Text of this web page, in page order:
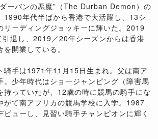
ーバンの悪魔”（The Durban Demon）の
1990年代半ばから香港で大活躍し、13シ
リーディングジョッキーに輝いた。2019
退し、2019／20年シーズンからは香港
開業している。
騎手は1971年11月15日生まれ。父は南ア
。少年時代はショージャンピング（障害馬
持っていたが、12歳の時に競馬の騎手にな
がて南アフリカの競馬学校に入学。1987
ューし、見習い騎手チャンピオンに輝く